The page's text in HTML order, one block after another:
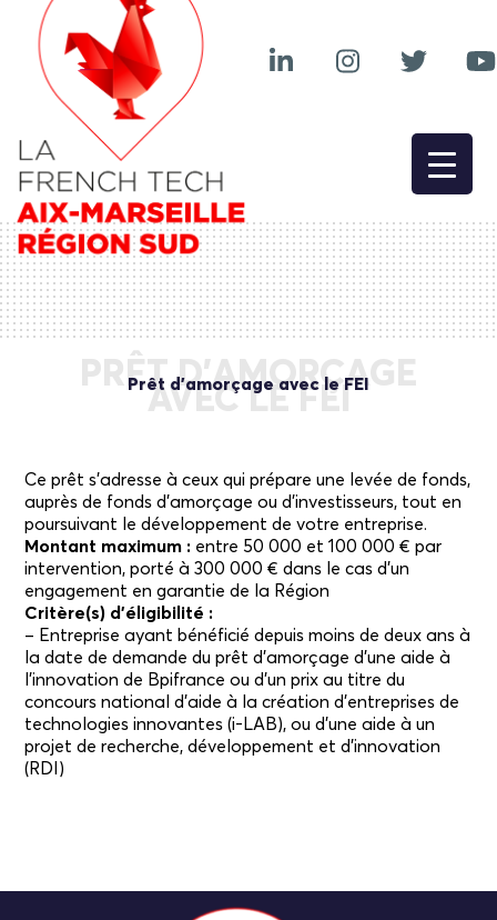
PRÊT D’AMORÇAGE
AVEC LE FEI
Prêt d’amorçage avec le FEI
Ce prêt s’adresse à ceux qui prépare une levée de fonds,
auprès de fonds d’amorçage ou d’investisseurs, tout en
poursuivant le développement de votre entreprise.
Montant maximum : entre 50 000 et 100 000 € par
intervention, porté à 300 000 € dans le cas d’un
engagement en garantie de la Région
Critère(s) d’éligibilité :
– Entreprise ayant bénéficié depuis moins de deux ans à
la date de demande du prêt d’amorçage d’une aide à
l’innovation de Bpifrance ou d’un prix au titre du
concours national d’aide à la création d’entreprises de
technologies innovantes (i-LAB), ou d’une aide à un
projet de recherche, développement et d’innovation
(RDI)